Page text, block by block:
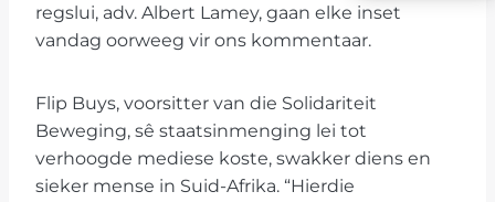
regslui, adv. Albert Lamey, gaan elke inset
vandag oorweeg vir ons kommentaar.
Flip Buys, voorsitter van die Solidariteit
Beweging, sê staatsinmenging lei tot
verhoogde mediese koste, swakker diens en
sieker mense in Suid-Afrika. “Hierdie